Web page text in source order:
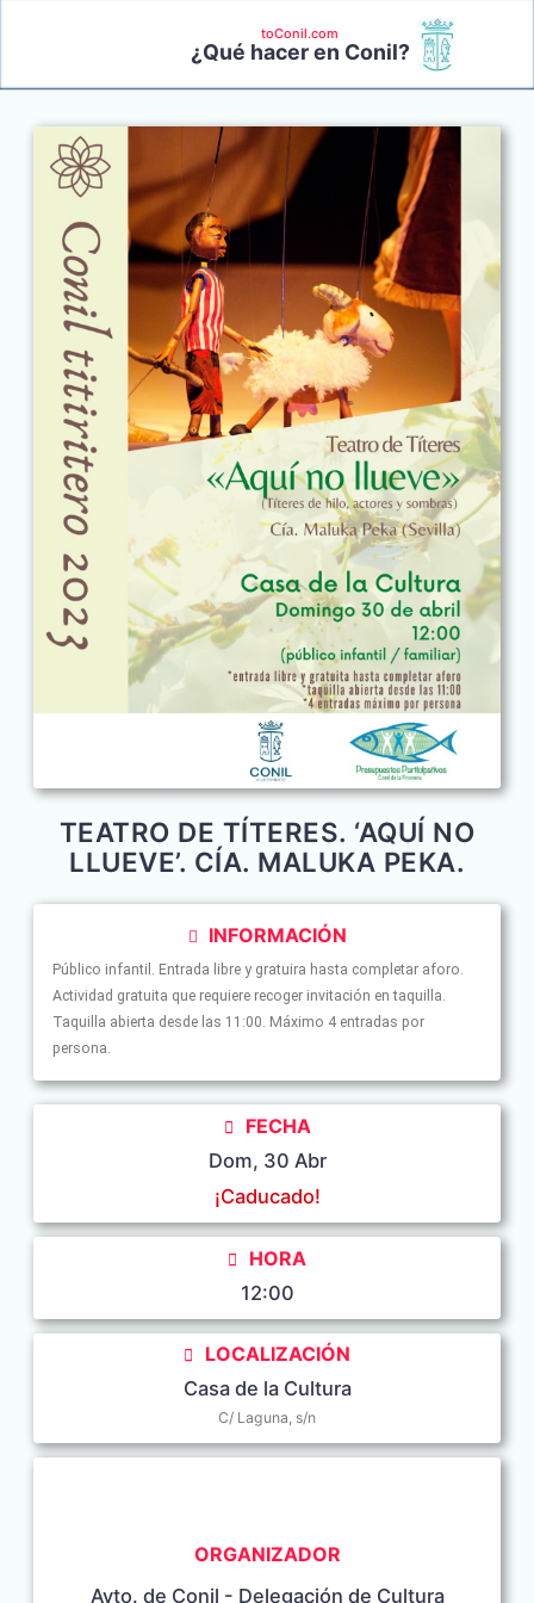
toConil.com
¿Qué hacer en Conil?
TEATRO DE TÍTERES. ‘AQUÍ NO
LLUEVE’. CÍA. MALUKA PEKA.
INFORMACIÓN
Público infantil. Entrada libre y gratuira hasta completar aforo.
Actividad gratuita que requiere recoger invitación en taquilla.
Taquilla abierta desde las 11:00. Máximo 4 entradas por
persona.
FECHA
Dom, 30 Abr
¡Caducado!
HORA
12:00
LOCALIZACIÓN
Casa de la Cultura
C/ Laguna, s/n
ORGANIZADOR
Ayto. de Conil - Delegación de Cultura